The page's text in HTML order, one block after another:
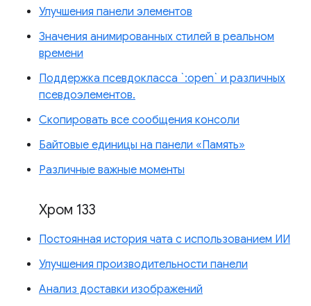
Улучшения панели элементов
Значения анимированных стилей в реальном
времени
Поддержка псевдокласса `:open` и различных
псевдоэлементов.
Скопировать все сообщения консоли
Байтовые единицы на панели «Память»
Различные важные моменты
Хром 133
Постоянная история чата с использованием ИИ
Улучшения производительности панели
Анализ доставки изображений